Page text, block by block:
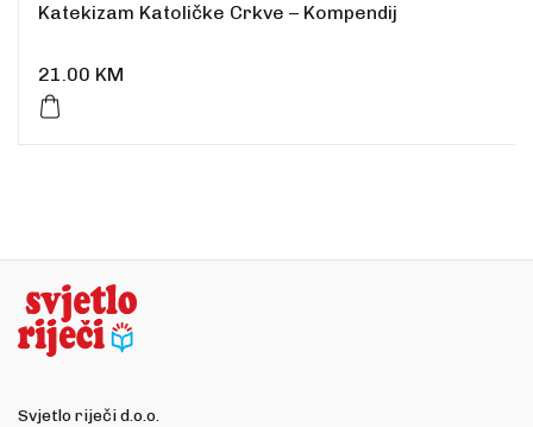
Katekizam Katoličke Crkve – Kompendij
21.00 KM
Svjetlo riječi d.o.o.